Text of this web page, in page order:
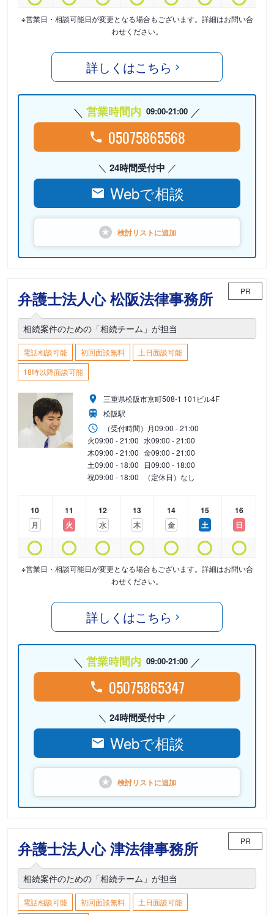
※営業日・相談可能日が変更となる場合もございます。詳細はお問い合
わせください。
詳しくはこちら
営業時間内 09:00-21:00
05075865568
24時間受付中
Webで相談
検討リストに追加
弁護士法人心 松阪法律事務所 PR
相続案件のための「相続チーム」が担当
電話相談可能 初回面談無料
土日面談可能
18時以降面談可能
三重県松阪市京町508-1 101ビル4F
松阪駅
（受付時間） 月09:00 - 21:00
火09:00 - 21:00 水09:00 - 21:00
木09:00 - 21:00 金09:00 - 21:00
土09:00 - 18:00 日09:00 - 18:00
祝09:00 - 18:00 （定休日）なし
10
月
11
火
12
水
13
木
14
金
15
土
16
日
※営業日・相談可能日が変更となる場合もございます。詳細はお問い合
わせください。
詳しくはこちら
営業時間内 09:00-21:00
05075865347
24時間受付中
Webで相談
検討リストに追加
弁護士法人心 津法律事務所 PR
相続案件のための「相続チーム」が担当
電話相談可能 初回面談無料 土日面談可能